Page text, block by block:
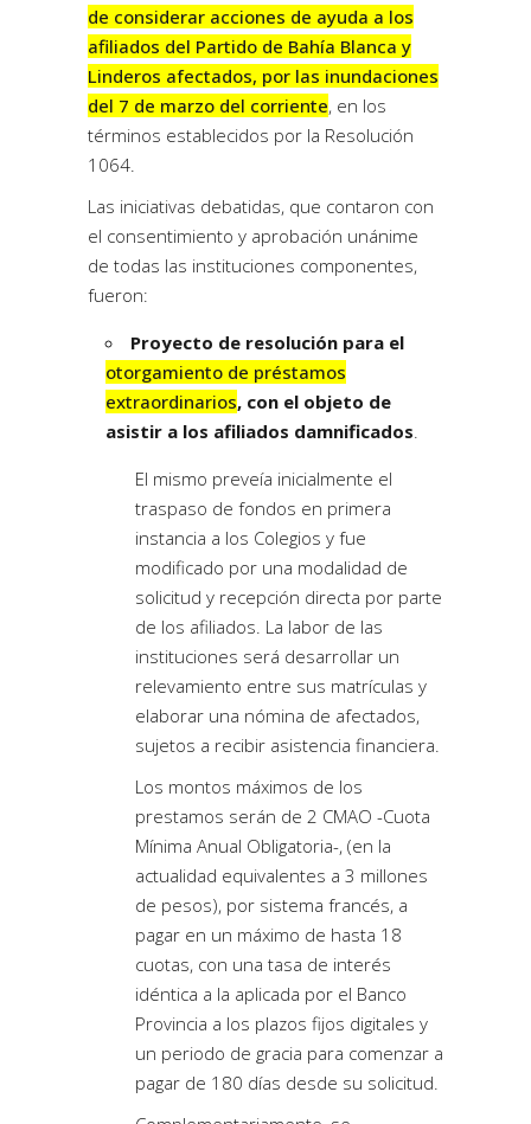
de considerar acciones de ayuda a los
afiliados del Partido de Bahía Blanca y
Linderos afectados, por las inundaciones
del 7 de marzo del corriente, en los
términos establecidos por la Resolución
1064.
Las iniciativas debatidas, que contaron con
el consentimiento y aprobación unánime
de todas las instituciones componentes,
fueron:
Proyecto de resolución para el
otorgamiento de préstamos
extraordinarios, con el objeto de
asistir a los afiliados damnificados
El mismo preveía inicialmente el
traspaso de fondos en primera
instancia a los Colegios y fue
modificado por una modalidad de
solicitud y recepción directa por parte
de los afiliados. La labor de las
instituciones será desarrollar un
relevamiento entre sus matrículas y
elaborar una nómina de afectados,
sujetos a recibir asistencia financiera.
Los montos máximos de los
prestamos serán de 2 CMAO -Cuota
Mínima Anual Obligatoria-, (en la
actualidad equivalentes a 3 millones
de pesos), por sistema francés, a
pagar en un máximo de hasta 18
cuotas, con una tasa de interés
idéntica a la aplicada por el Banco
Provincia a los plazos fijos digitales y
un periodo de gracia para comenzar a
pagar de 180 días desde su solicitud.